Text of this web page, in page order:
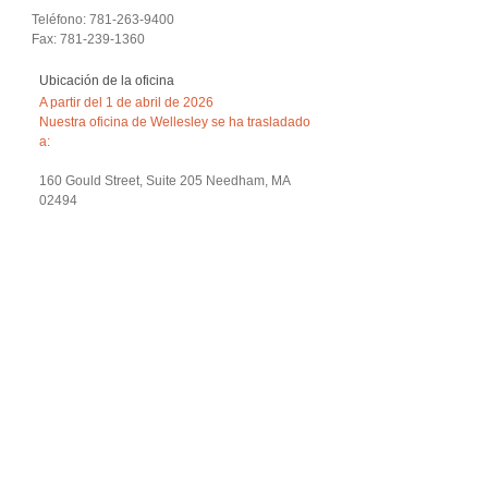
Ubicación de la oficina
A partir del 1 de abril de 2026
Nuestra oficina de Wellesley se ha trasladado
a:
160 Gould Street, Suite 205 Needham, MA
02494
Teléfono: 781-263-9400
Fax: 781-239-1360